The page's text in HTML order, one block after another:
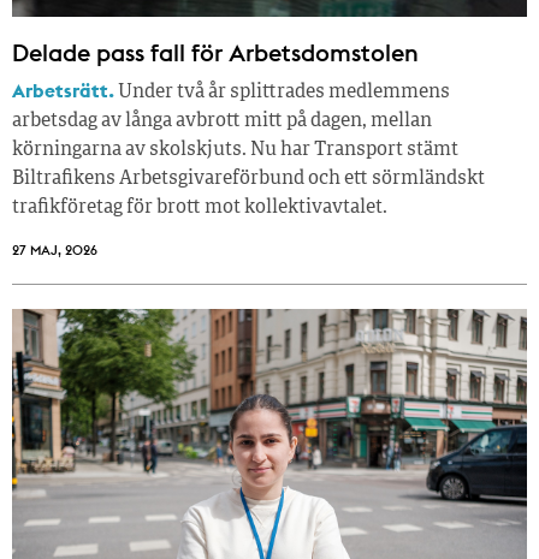
Delade pass fall för Arbetsdomstolen
Arbetsrätt. Under två år splittrades medlemmens
arbetsdag av långa avbrott mitt på dagen, mellan
körningarna av skolskjuts. Nu har Transport stämt
Biltrafikens Arbetsgivareförbund och ett sörmländskt
trafikföretag för brott mot kollektivavtalet.
27 MAJ, 2026